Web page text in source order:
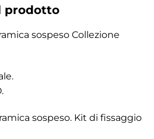
prodotto
sospeso Collezione
sospeso. Kit di fissaggio